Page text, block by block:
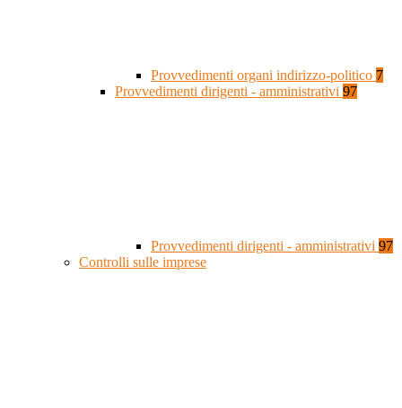
Provvedimenti organi indirizzo-politico 7
Provvedimenti dirigenti - amministrativi 97
Provvedimenti dirigenti - amministrativi 97
Controlli sulle imprese